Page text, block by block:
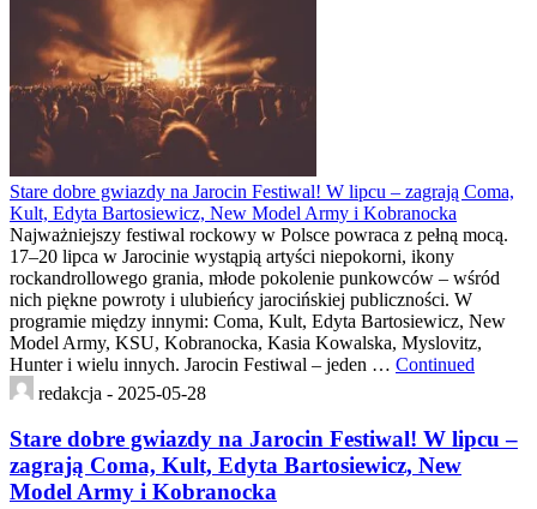
Stare dobre gwiazdy na Jarocin Festiwal! W lipcu – zagrają Coma,
Kult, Edyta Bartosiewicz, New Model Army i Kobranocka
Najważniejszy festiwal rockowy w Polsce powraca z pełną mocą.
17–20 lipca w Jarocinie wystąpią artyści niepokorni, ikony
rockandrollowego grania, młode pokolenie punkowców – wśród
nich piękne powroty i ulubieńcy jarocińskiej publiczności. W
programie między innymi: Coma, Kult, Edyta Bartosiewicz, New
Model Army, KSU, Kobranocka, Kasia Kowalska, Myslovitz,
Hunter i wielu innych. Jarocin Festiwal – jeden … Continued
redakcja - 2025-05-28
Stare dobre gwiazdy na Jarocin Festiwal! W lipcu –
zagrają Coma, Kult, Edyta Bartosiewicz, New
Model Army i Kobranocka